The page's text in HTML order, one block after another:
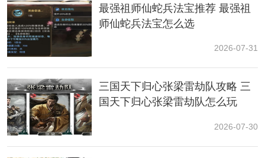
7.金身怒目面
材料：寒铁叶、细金线
8.藏风兽面
材料：击败BOSS石先锋解锁配方
最强祖师仙蛇兵法宝推荐 最强祖
师仙蛇兵法宝怎么选
2026-07-31
三国天下归心张梁雷劫队攻略 三
国天下归心张梁雷劫队怎么玩
2026-07-30